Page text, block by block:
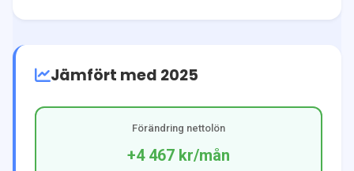
Jämfört med 2025
Förändring nettolön
+4 467 kr/mån